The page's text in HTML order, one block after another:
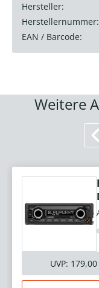
Hersteller:
Herstellernummer:
EAN / Barcode:
Weitere
UVP: